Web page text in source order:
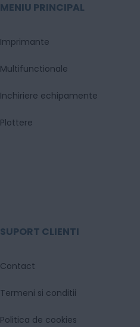
MENIU PRINCIPAL
Imprimante
Multifunctionale
Inchiriere echipamente
Plottere
SUPORT CLIENTI
Contact
Termeni si conditii
Politica de cookies